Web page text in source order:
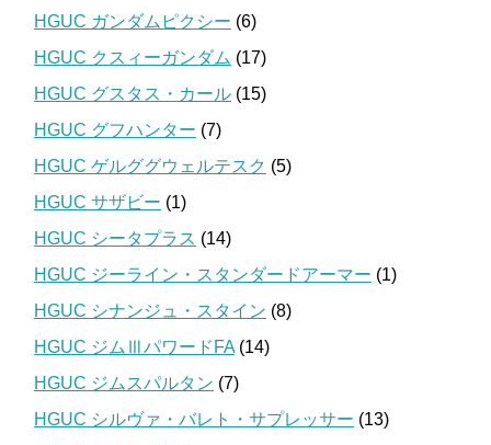
HGUC ガンダムピクシー (6)
HGUC クスィーガンダム (17)
HGUC グスタス・カール (15)
HGUC グフハンター (7)
HGUC ゲルググウェルテスク (5)
HGUC サザビー (1)
HGUC シータプラス (14)
HGUC ジーライン・スタンダードアーマー (1)
HGUC シナンジュ・スタイン (8)
HGUC ジムⅢパワードFA (14)
HGUC ジムスパルタン (7)
HGUC シルヴァ・バレト・サプレッサー (13)